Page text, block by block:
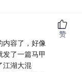
内容了，好像
发了一篇马甲
江湖大混
赞